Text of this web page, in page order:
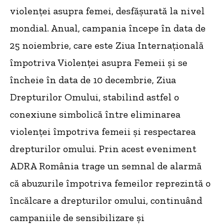
violenței asupra femei, desfășurată la nivel
mondial. Anual, campania începe în data de
25 noiembrie, care este Ziua Internațională
împotriva Violenţei asupra Femeii și se
încheie în data de 10 decembrie, Ziua
Drepturilor Omului, stabilind astfel o
conexiune simbolică între eliminarea
violenței împotriva femeii și respectarea
drepturilor omului. Prin acest eveniment
ADRA România trage un semnal de alarmă
că abuzurile împotriva femeilor reprezintă o
încălcare a drepturilor omului, continuând
campaniile de sensibilizare și